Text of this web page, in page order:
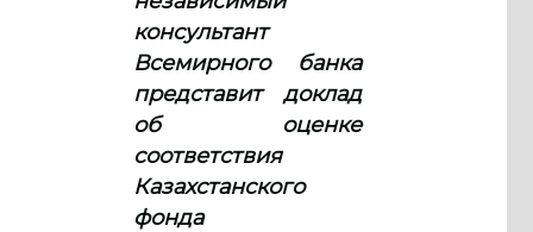
консультант
Всемирного банка
представит доклад
об оценке
соответствия
Казахстанского
фонда